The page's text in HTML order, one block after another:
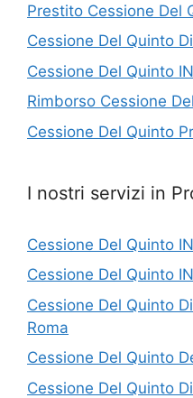
Prestito Cessione Del
Cessione Del Quinto
Cessione Del Quinto
Rimborso Cessione
Cessione Del Quinto
I nostri servizi in
Cessione Del Quinto
Cessione Del Quinto
Cessione Del Quinto
Roma
Cessione Del Quinto
Cessione Del Quinto